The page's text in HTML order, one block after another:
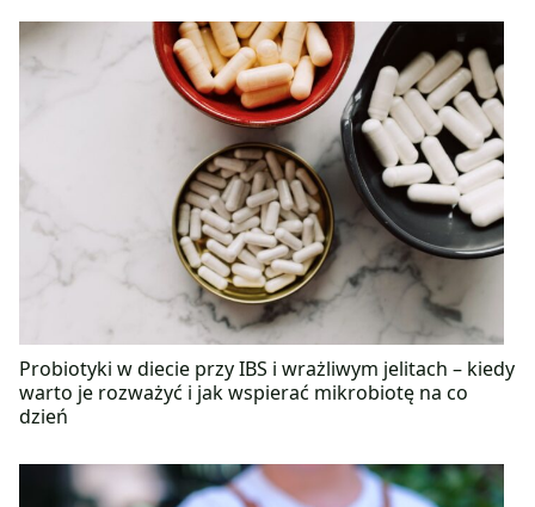
Probiotyki w diecie przy IBS i wrażliwym jelitach – kiedy
warto je rozważyć i jak wspierać mikrobiotę na co
dzień